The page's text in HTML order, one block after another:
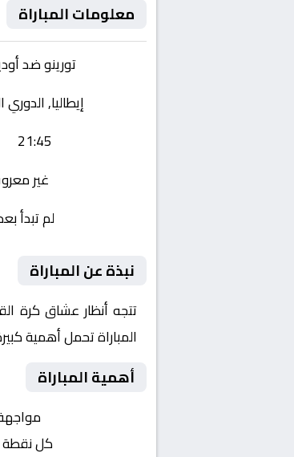
معلومات المباراة
تورينو ضد
إيطاليا, الدوري
غير
لم تبدأ
نبذة عن المباراة
تتجه أنظار عشاق كرة
المباراة تحمل أهمية
أهمية المباراة
كل نقطة